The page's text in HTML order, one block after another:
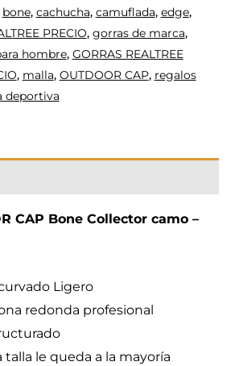
bone, cachucha, camuflada, edge,
PRECIO, gorras de marca,
hombre, GORRAS REALTREE
, malla, OUTDOOR CAP, regalos
deportiva
CAP Bone Collector camo –
Ligero
redonda profesional
talla le queda a la mayoría